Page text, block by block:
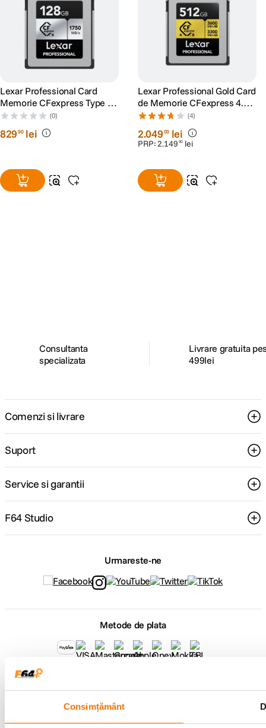
Consimțământ
Lexar Professional Card
Memorie CFexpress Type B
Silver Series 128GB
(0)
82990 lei
Lexar Professional Gold Card
de Memorie CFexpress 4.0
Tip B 512GB R3600/W3300
(4)
2.04900 lei
PRP:2.149 90 lei
Consultanta
specializata
Livrare gratuita
499lei
Comenzi si livrare
Suport
Service si garantii
F64 Studio
Urmareste-ne
Metode de plata
Comenzi si suport
09:00 - 21:00